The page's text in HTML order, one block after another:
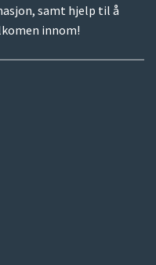
samt hjelp til å
innom!